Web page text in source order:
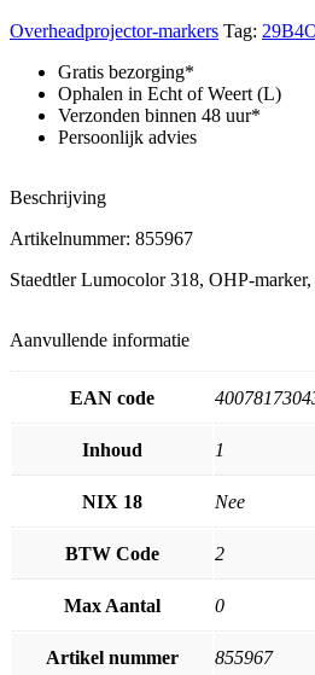
OHP-
permanent,
0,
aantal
Overheadprojector-markers Tag:
Gratis bezorging*
Ophalen in Echt of Weert (L)
Verzonden binnen 48 uur*
Persoonlijk advies
Beschrijving
Artikelnummer: 855967
Staedtler Lumocolor 318, OHP-marker,
Aanvullende informatie
EAN code
Inhoud 1
NIX 18 Nee
BTW Code 2
Max Aantal 0
Artikel nummer 855967